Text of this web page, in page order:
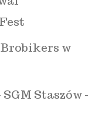
w
Staszów -